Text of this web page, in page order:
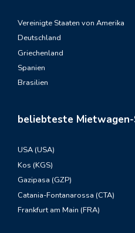
Vereinigte Staaten von Amerika
Deutschland
Griechenland
Spanien
Brasilien
beliebteste
USA (USA)
Kos (KGS)
Gazipasa (GZP)
Catania-Fontanarossa (CTA)
Frankfurt am Main (FRA)